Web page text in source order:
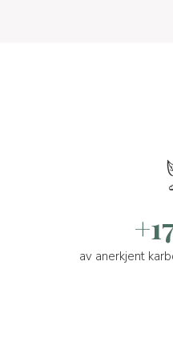
av anerkjent